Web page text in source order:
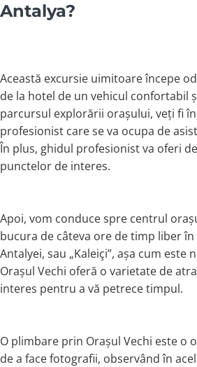
Antalya?
Această excursie uimitoare începe
de la hotel de un vehicul confortabil
parcursul explorării orașului, veți fi
profesionist care se va ocupa de
În plus, ghidul profesionist va oferi
punctelor de interes.
Apoi, vom conduce spre centrul
bucura de câteva ore de timp liber în
Antalyei, sau „Kaleiçi”, așa cum este
Orașul Vechi oferă o varietate de
interes pentru a vă petrece timpul.
O plimbare prin Orașul Vechi este
de a face fotografii, observând în